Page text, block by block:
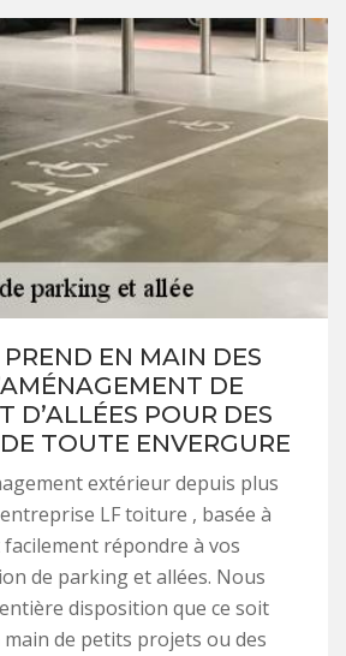
EN MAIN DES
DE
D’ALLÉES POUR DES
TOUTE ENVERGURE
extérieur depuis plus
LF toiture , basée à
répondre à vos
de parking et allées. Nous
disposition que ce soit
de petits projets ou des